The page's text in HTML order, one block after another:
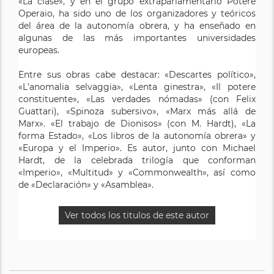
Operaio, ha sido uno de los organizadores y teóricos
del área de la autonomía obrera, y ha enseñado en
algunas de las más importantes universidades
europeas.
Entre sus obras cabe destacar: «Descartes político»,
«L'anomalia selvaggia», «Lenta ginestra», «Il potere
constituente», «Las verdades nómadas» (con Felix
Guattari), «Spinoza subersivo», «Marx más allá de
Marx». «El trabajo de Dionisos» (con M. Hardt), «La
forma Estado», «Los libros de la autonomía obrera» y
«Europa y el Imperio». Es autor, junto con Michael
Hardt, de la celebrada trilogía que conforman
«Imperio», «Multitud» y «Commonwealth», así como
de «Declaración» y «Asamblea».
Ver todos los titulos de este autor